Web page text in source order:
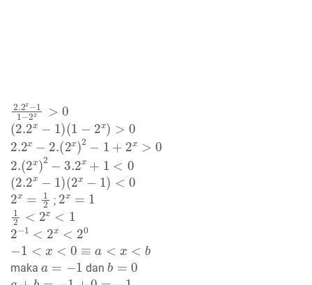
2.2x− −2
(2.2x 1)(1− )>0
2.2x 2. 2x)2 +2x >0
2. (2x)2 3.2x+ <
(2.2x− )(2x− 1 <0
2x=1 2
;
2x=
1
2x< 1
2 −1<2 x<2 0
− 1 x< 0 a<x<
maka
a= −1
dan
b =0
a+b= −1 0=− 1